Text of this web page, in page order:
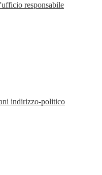
responsabile
indirizzo-politico